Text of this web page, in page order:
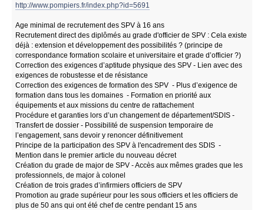
http://www.pompiers.fr/index.php?id=5691
Age minimal de recrutement des SPV à 16 ans
Recrutement direct des diplômés au grade d'officier de SPV : Cela existe
déjà : extension et développement des possibilités ? (principe de
correspondance formation scolaire et universitaire et grade d’officier ?)
Correction des exigences d’aptitude physique des SPV - Lien avec des
exigences de robustesse et de résistance
Correction des exigences de formation des SPV - Plus d’exigence de
formation dans tous les domaines - Formation en priorité aux
équipements et aux missions du centre de rattachement
Procédure et garanties lors d’un changement de département/SDIS -
Transfert de dossier - Possibilité de suspension temporaire de
l’engagement, sans devoir y renoncer définitivement
Principe de la participation des SPV à l'encadrement des SDIS -
Mention dans le premier article du nouveau décret
Création du grade de major de SPV - Accès aux mêmes grades que les
professionnels, de major à colonel
Création de trois grades d’infirmiers officiers de SPV
Promotion au grade supérieur pour les sous officiers et les officiers de
plus de 50 ans qui ont été chef de centre pendant 15 ans